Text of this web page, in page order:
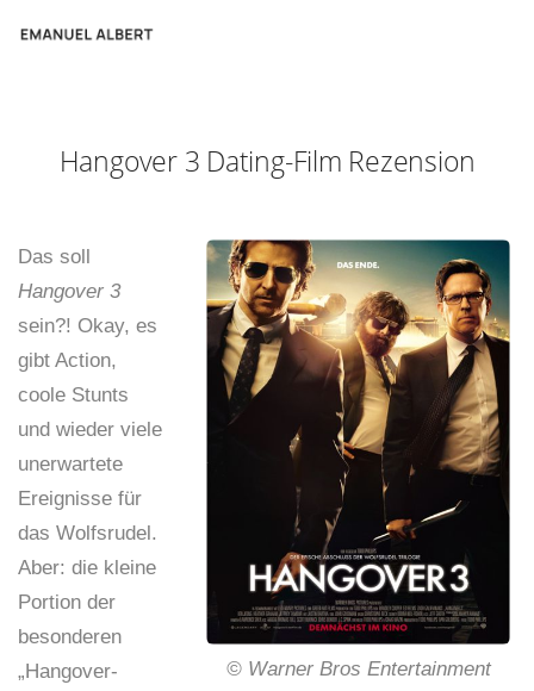
Hangover 3 Dating-Film Rezension
© Warner Bros Entertainment
Das soll
Hangover 3
sein?! Okay, es
gibt Action,
coole Stunts
und wieder viele
unerwartete
Ereignisse für
das Wolfsrudel.
Aber: die kleine
Portion der
besonderen
„Hangover-